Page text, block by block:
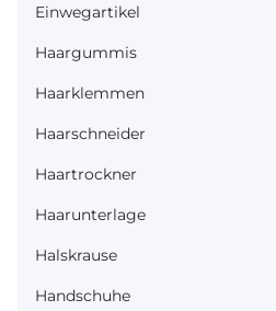
Einwegartikel
Haargummis
Haarklemmen
Haarschneider
Haartrockner
Haarunterlage
Halskrause
Handschuhe